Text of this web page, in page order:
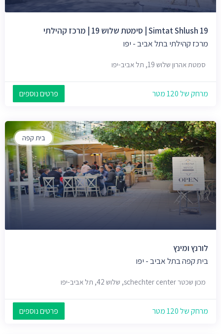
Simtat Shlush 19 | סימטת שלוש 19 | מרכז קהילתי
מרכז קהילתי בתל אביב - יפו
סמטת אהרון שלוש 19, תל אביב-יפו
מרחק של 120 מטר פרטים נוספים
בית קפה
לורנץ ומינץ
בית קפה בתל אביב - יפו
מכון שכטר schechter center, שלוש 42, תל אביב-יפו
מרחק של 120 מטר פרטים נוספים